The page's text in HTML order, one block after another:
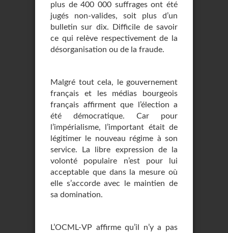
plus de 400 000 suffrages ont été
jugés non-valides, soit plus d’un
bulletin sur dix. Difficile de savoir
ce qui relève respectivement de la
désorganisation ou de la fraude.
Malgré tout cela, le gouvernement
français et les médias bourgeois
français affirment que l’élection a
été démocratique. Car pour
l’impérialisme, l’important était de
légitimer le nouveau régime à son
service. La libre expression de la
volonté populaire n’est pour lui
acceptable que dans la mesure où
elle s’accorde avec le maintien de
sa domination.
L’OCML-VP affirme qu’il n’y a pas